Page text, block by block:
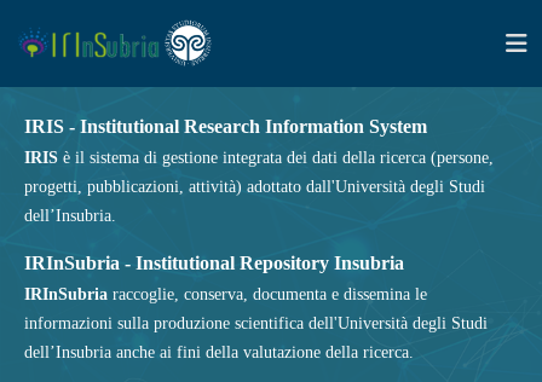
IRIS - Institutional Research Information System
IRIS è il sistema di gestione integrata dei dati della ricerca (persone,
progetti, pubblicazioni, attività) adottato dall'Università degli Studi
dell’Insubria.
IRInSubria - Institutional Repository Insubria
IRInSubria raccoglie, conserva, documenta e dissemina le
informazioni sulla produzione scientifica dell'Università degli Studi
dell’Insubria anche ai fini della valutazione della ricerca.